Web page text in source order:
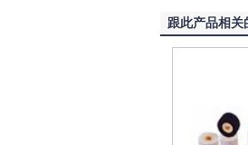
跟此产品相关